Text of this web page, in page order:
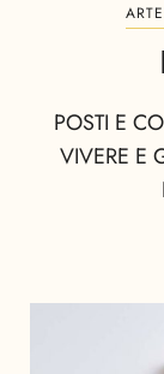
ARTE
POSTI E
VIVERE E